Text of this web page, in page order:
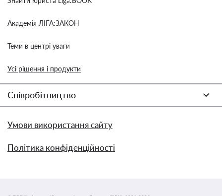
Академія ЛІГА:ЗАКОН
Теми в центрі уваги
Усі рішення і продукти
Співробітництво
Умови використання сайту
Політика конфіденційності